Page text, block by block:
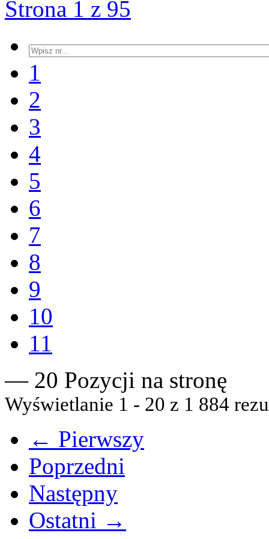
Strona 1 z 95
1
2
3
4
5
6
7
8
9
10
11
— 20 Pozycji na stronę
Wyświetlanie 1 - 20 z 1 884
← Pierwszy
Poprzedni
Następny
Ostatni →